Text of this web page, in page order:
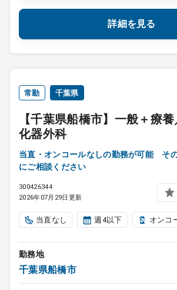
詳細を見る
常勤 千葉県
【千葉県船橋市】一般＋療
化器外科
当直・オンコールなしの勤務が可能 そ
にご相談ください
300426344
2026年07月29日更新
当直なし 週4以下 オンコ
勤務地
千葉県船橋市